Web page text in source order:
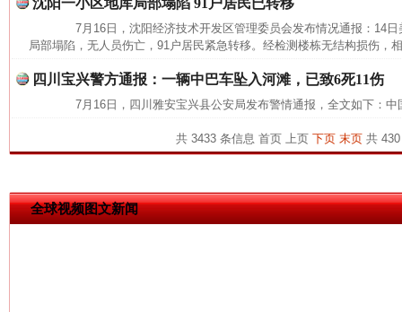
沈阳一小区地库局部塌陷 91户居民已转移
7月16日，沈阳经济技术开发区管理委员会发布情况通报：14日
局部塌陷，无人员伤亡，91户居民紧急转移。经检测楼栋无结构损伤，
四川宝兴警方通报：一辆中巴车坠入河滩，已致6死11伤
7月16日，四川雅安宝兴县公安局发布警情通报，全文如下：中
共 3433 条信息 首页 上页 下页 末页共 430
全球视频图文新闻